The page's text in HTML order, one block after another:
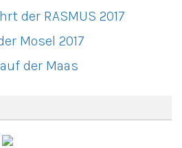
der RASMUS 2017
Mosel 2017
der Maas